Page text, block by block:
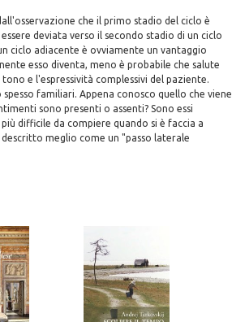
che il primo stadio del ciclo è
deviata verso il secondo stadio di un ciclo
ciclo adiacente è ovviamente un vantaggio
esso diventa, meno è probabile che salute
e l'espressività complessivi del paziente.
familiari. Appena conosco quello che viene
sono presenti o assenti? Sono essi
difficile da compiere quando si è faccia a
meglio come un "passo laterale